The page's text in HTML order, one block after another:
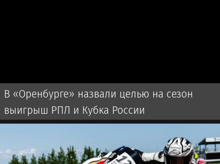
В «Оренбурге» назвали целью на сезон
выигрыш РПЛ и Кубка России